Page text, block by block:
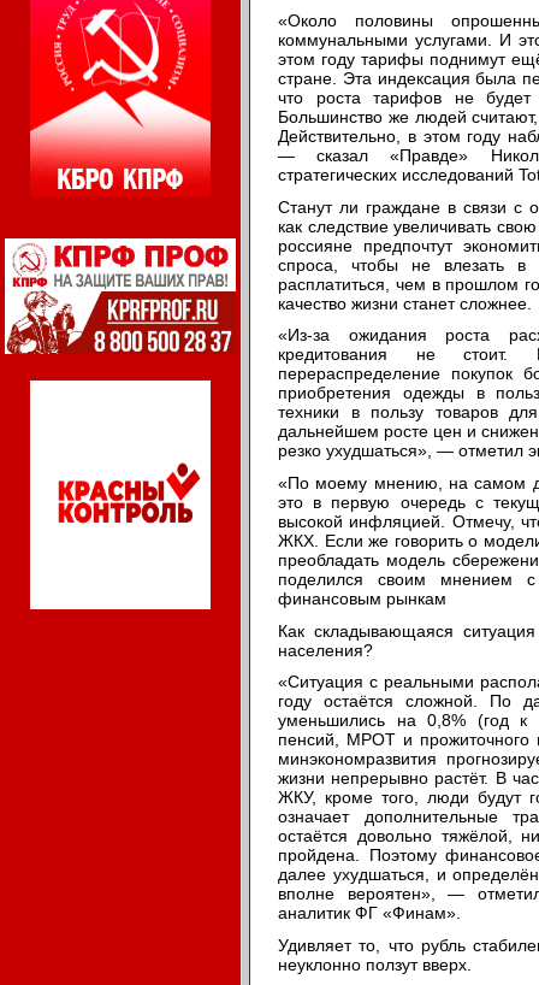
«Около половины
коммунальными услугами. И
этом году тарифы поднимут
стране. Эта индексация была
что роста тарифов не
Большинство же людей
Действительно, в этом году
— сказал «Правде»
стратегических исследований
Станут ли граждане в связи с
как следствие увеличивать
россияне предпочтут
спроса, чтобы не влезать в
расплатиться, чем в прошлом
качество жизни станет сложнее.
«Из-за ожидания роста
кредитования не стоит.
перераспределение покупок
приобретения одежды в
техники в пользу товаров
дальнейшем росте цен и
резко ухудшаться», — отметил
«По моему мнению, на самом
это в первую очередь с
высокой инфляцией. Отмечу,
ЖКХ. Если же говорить о
преобладать модель
поделился своим мнением
финансовым рынкам
Как складывающаяся
населения?
«Ситуация с реальными
году остаётся сложной. По
уменьшились на 0,8% (год к
пенсий, МРОТ и прожиточного
минэкономразвития
жизни непрерывно растёт. В
ЖКУ, кроме того, люди будут
означает дополнительные
остаётся довольно тяжёлой,
пройдена. Поэтому
далее ухудшаться, и
вполне вероятен», —
аналитик ФГ «Финам».
Удивляет то, что рубль
неуклонно ползут вверх.